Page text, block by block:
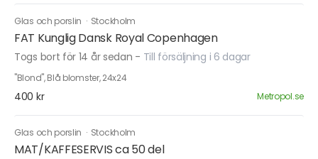
Glas och porslin · Stockholm
FAT Kunglig Dansk Royal Copenhagen
Togs bort för 14 år sedan - Till försäljning i 6 dagar
"Blond", Blå blomster, 24x24
400 kr Metropol.se
Glas och porslin · Stockholm
MAT/KAFFESERVIS ca 50 del